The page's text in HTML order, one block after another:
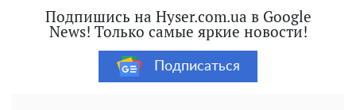
Подпишись на Hyser.com.ua в Google
News! Только самые яркие новости!
Подписаться